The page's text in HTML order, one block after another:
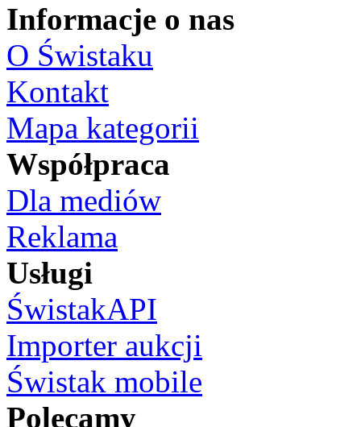
Informacje o nas
O Świstaku
Kontakt
Mapa kategorii
Współpraca
Dla mediów
Reklama
Usługi
ŚwistakAPI
Importer aukcji
Świstak mobile
Polecamy